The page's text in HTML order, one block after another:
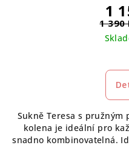
1
1 390
Sukně Teresa s pružným
kolena je ideální pro
snadno kombinovatelná.